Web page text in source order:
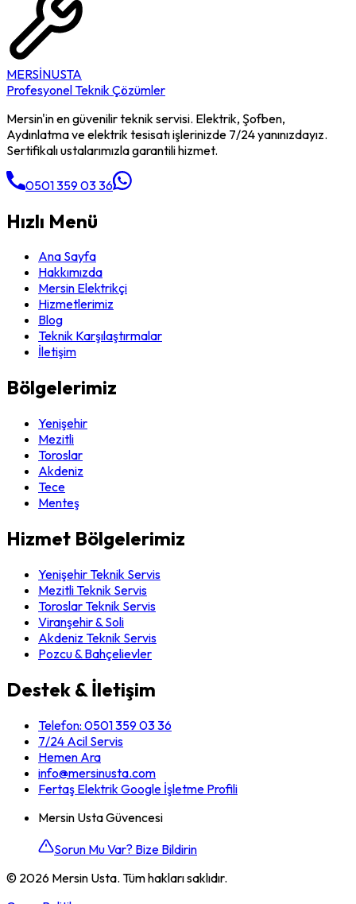
MERSİNUSTA
Profesyonel Teknik Çözümler
Mersin'in en güvenilir teknik servisi. Elektrik, Şofben,
Aydınlatma ve elektrik tesisatı işlerinizde 7/24 yanınızdayız.
Sertifikalı ustalarımızla garantili hizmet.
0501 359 03 36
Hızlı Menü
Ana Sayfa
Hakkımızda
Mersin Elektrikçi
Hizmetlerimiz
Blog
Teknik Karşılaştırmalar
İletişim
Bölgelerimiz
Yenişehir
Mezitli
Toroslar
Akdeniz
Tece
Menteş
Hizmet Bölgelerimiz
Yenişehir Teknik Servis
Mezitli Teknik Servis
Toroslar Teknik Servis
Viranşehir & Soli
Akdeniz Teknik Servis
Pozcu & Bahçelievler
Destek & İletişim
Telefon: 0501 359 03 36
7/24 Acil Servis
Hemen Ara
info@mersinusta.com
Fertaş Elektrik Google İşletme Profili
Mersin Usta Güvencesi
Sorun Mu Var? Bize Bildirin
© 2026 Mersin Usta. Tüm hakları saklıdır.